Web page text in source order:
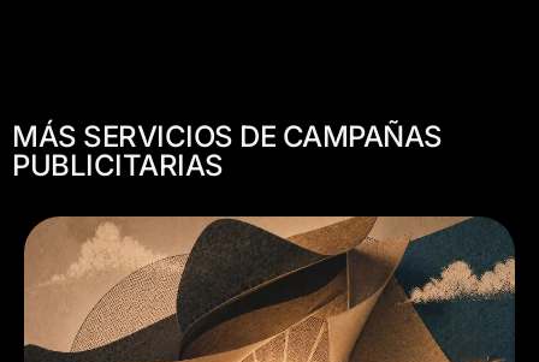
MÁS SERVICIOS DE CAMPAÑAS
PUBLICITARIAS